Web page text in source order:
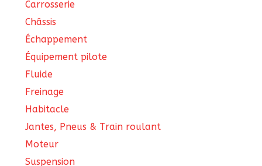
Carrosserie
Châssis
Échappement
Équipement pilote
Fluide
Freinage
Habitacle
Jantes, Pneus & Train roulant
Moteur
Suspension